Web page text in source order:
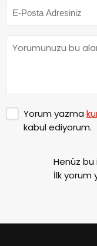
Yorum yazma
kabul ediyorum.
Henüz bu
İlk yorum